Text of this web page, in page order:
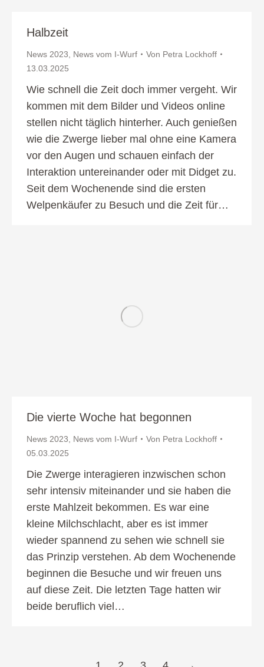
Halbzeit
News 2023 News vom I-Wurf Von Petra Lockhoff
13.03.2025
Wie schnell die Zeit doch immer vergeht. Wir
kommen mit dem Bilder und Videos online
stellen nicht täglich hinterher. Auch genießen
wie die Zwerge lieber mal ohne eine Kamera
vor den Augen und schauen einfach der
Interaktion untereinander oder mit Didget zu.
Seit dem Wochenende sind die ersten
Welpenkäufer zu Besuch und die Zeit für…
Die vierte Woche hat begonnen
News 2023 News vom I-Wurf Von Petra Lockhoff
05.03.2025
Die Zwerge interagieren inzwischen schon
sehr intensiv miteinander und sie haben die
erste Mahlzeit bekommen. Es war eine
kleine Milchschlacht, aber es ist immer
wieder spannend zu sehen wie schnell sie
das Prinzip verstehen. Ab dem Wochenende
beginnen die Besuche und wir freuen uns
auf diese Zeit. Die letzten Tage hatten wir
beide beruflich viel…